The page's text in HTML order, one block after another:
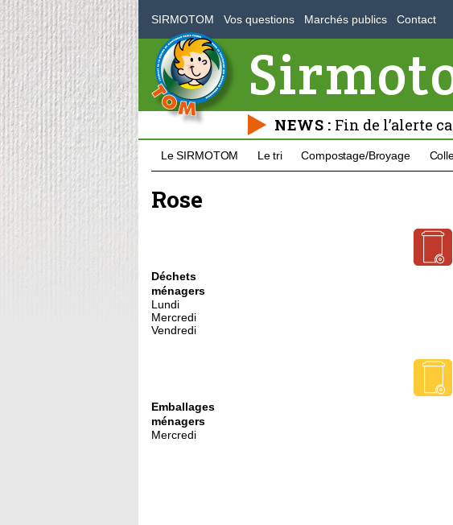
SIRMOTOM Vos questions Marchés publics Contact
NEWS : Fin de l’alerte
Le SIRMOTOM Le tri Compostage/Broyage
Rose
Déchets
ménagers
Lundi
Mercredi
Vendredi
Emballages
ménagers
Mercredi